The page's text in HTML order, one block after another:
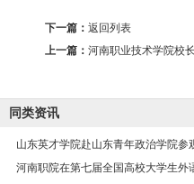
下一篇： 返回列表
上一篇： 河南职业技术学院校
同类资讯
山东英才学院赴山东青年政治学院参
河南职院在第七届全国高校大学生外